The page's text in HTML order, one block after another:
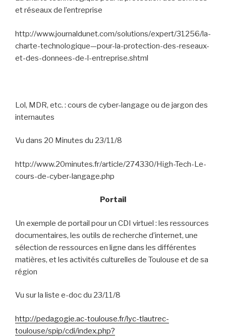
et réseaux de l’entreprise
http://www.journaldunet.com/solutions/expert/31256/la-
charte-technologique—pour-la-protection-des-reseaux-
et-des-donnees-de-l-entreprise.shtml
Lol, MDR, etc. : cours de cyber-langage ou de jargon des
internautes
Vu dans 20 Minutes du 23/11/8
http://www.20minutes.fr/article/274330/High-Tech-Le-
cours-de-cyber-langage.php
Portail
Un exemple de portail pour un CDI virtuel : les ressources
documentaires, les outils de recherche d’internet, une
sélection de ressources en ligne dans les différentes
matières, et les activités culturelles de Toulouse et de sa
région
Vu sur la liste e-doc du 23/11/8
http://pedagogie.ac-toulouse.fr/lyc-tlautrec-
toulouse/spip/cdi/index.php?